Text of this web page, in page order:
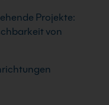
Projekte:
von